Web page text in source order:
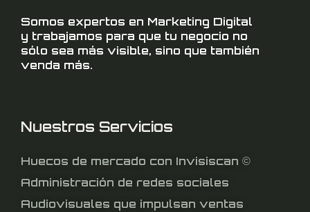
Nuestros Servicios
Huecos de mercado con Invisiscan ©
Administración de redes sociales
Audiovisuales que impulsan ventas
Somos expertos en Marketing Digital
y trabajamos para que tu negocio no
sólo sea más visible, sino que también
venda más.